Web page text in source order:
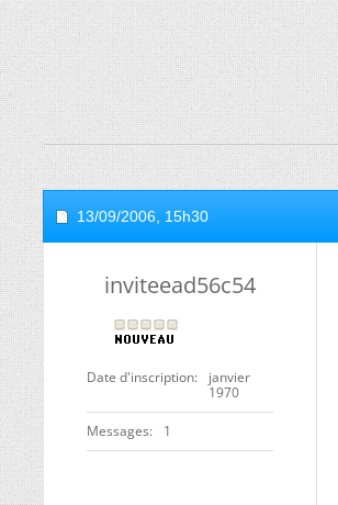
13/09/2006, 15h30
inviteead56c54
Date d'inscription
janvier
1970
Messages 1